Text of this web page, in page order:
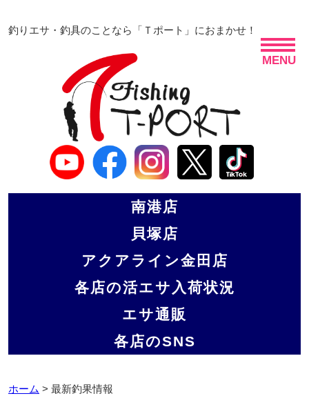
MENU
釣りエサ・釣具のことなら「Ｔポート」におまかせ！
南港店
貝塚店
アクアライン金田店
各店の活エサ入荷状況
エサ通販
各店のSNS
ホーム > 最新釣果情報